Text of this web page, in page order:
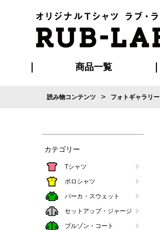
商品一覧
読み物コンテンツ > フォトギャラリー
カテゴリー
Tシャツ
ポロシャツ
パーカ・スウェット
セットアップ・ジャージ
ブルゾン・コート